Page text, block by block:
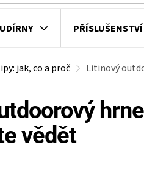
PŘÍSLUŠENSTVÍ
KUCHYNĚ KNIHY O
ZNAČKY
jak, co a proč Litinový
vědět